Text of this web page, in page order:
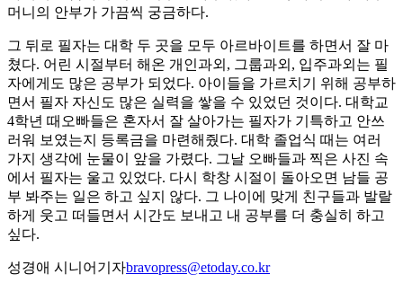
머니의 안부가 가끔씩 궁금하다.
그 뒤로 필자는 대학 두 곳을 모두 아르바이트를 하면서 잘 마
쳤다. 어린 시절부터 해온 개인과외, 그룹과외, 입주과외는 필
자에게도 많은 공부가 되었다. 아이들을 가르치기 위해 공부하
면서 필자 자신도 많은 실력을 쌓을 수 있었던 것이다. 대학교
4학년 때오빠들은 혼자서 잘 살아가는 필자가 기특하고 안쓰
러워 보였는지 등록금을 마련해줬다. 대학 졸업식 때는 여러
가지 생각에 눈물이 앞을 가렸다. 그날 오빠들과 찍은 사진 속
에서 필자는 울고 있었다. 다시 학창 시절이 돌아오면 남들 공
부 봐주는 일은 하고 싶지 않다. 그 나이에 맞게 친구들과 발랄
하게 웃고 떠들면서 시간도 보내고 내 공부를 더 충실히 하고
싶다.
성경애 시니어기자bravopress@etoday.co.kr